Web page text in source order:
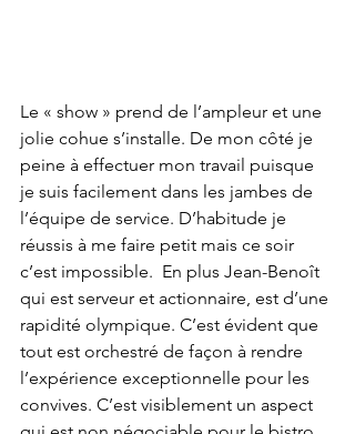
Le « show » prend de l’ampleur et une
jolie cohue s’installe. De mon côté je
peine à effectuer mon travail puisque
je suis facilement dans les jambes de
l’équipe de service. D’habitude je
réussis à me faire petit mais ce soir
c’est impossible.  En plus Jean-Benoît
qui est serveur et actionnaire, est d’une
rapidité olympique. C’est évident que
tout est orchestré de façon à rendre
l’expérience exceptionnelle pour les
convives. C’est visiblement un aspect